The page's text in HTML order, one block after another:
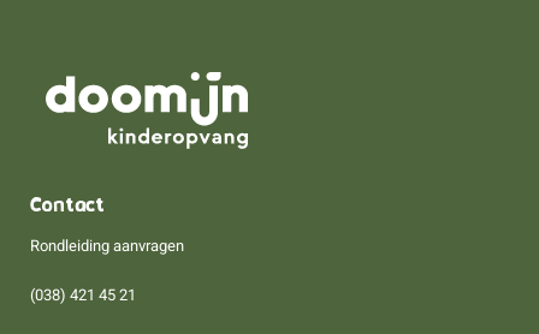
Contact
Rondleiding aanvragen
(038) 421 45 21